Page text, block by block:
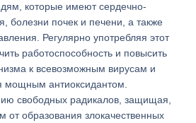
которые имеют сердечно-
болезни почек и печени, а также
Регулярно употребляя этот
работоспособность и повысить
к всевозможным вирусам и
мощным антиоксидантом.
свободных радикалов, защищая,
от образования злокачественных